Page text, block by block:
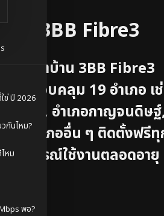
ช่ ปี 2026
วกันไหม?
หม
พอ?
น 3BB Fibre3
อร์เน็ตบ้าน 3BB Fibre3
นีครอบคลุม 19 อำเภอ เ
ษฎร์ธานี, อำเภอกาญจนดิษ
ละอำเภออื่น ๆ ติดตั้งฟรีทุ
รีอุปกรณ์ใช้งานตลอดอายุ